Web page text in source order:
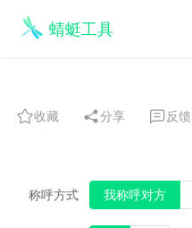
蜻蜓工具
收藏 分享 反馈
称呼方式 我称呼对方